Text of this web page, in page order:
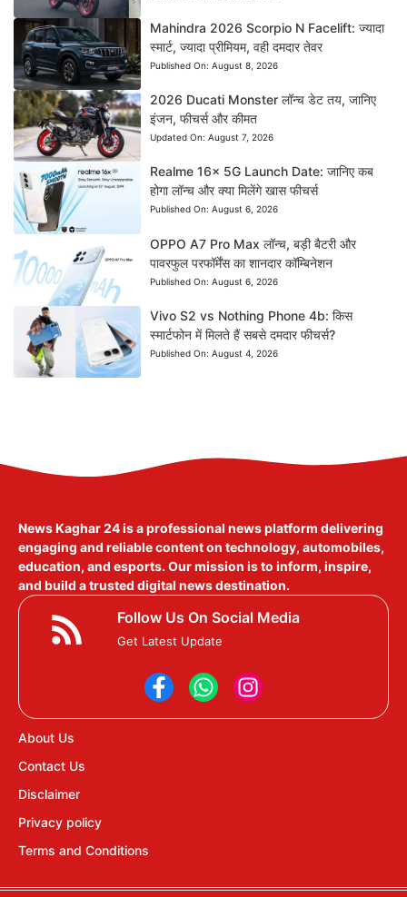
Mahindra 2026 Scorpio N Facelift: ज्यादा
स्मार्ट, ज्यादा प्रीमियम, वही दमदार तेवर
Published On: August 8, 2026
2026 Ducati Monster लॉन्च डेट तय, जानिए
इंजन, फीचर्स और कीमत
Updated On: August 7, 2026
Realme 16x 5G Launch Date: जानिए कब
होगा लॉन्च और क्या मिलेंगे खास फीचर्स
Published On: August 6, 2026
OPPO A7 Pro Max लॉन्च, बड़ी बैटरी और
पावरफुल परफॉर्मेंस का शानदार कॉम्बिनेशन
Published On: August 6, 2026
Vivo S2 vs Nothing Phone 4b: किस
स्मार्टफोन में मिलते हैं सबसे दमदार फीचर्स?
Published On: August 4, 2026
News Kaghar 24is a professional news platform delivering
engaging and reliable content on technology, automobiles,
education, and esports. Our mission is to inform, inspire,
and build a trusted digital news destination.
Follow Us On Social Media
Get Latest Update
About Us
Contact Us
Disclaimer
Privacy policy
Terms and Conditions